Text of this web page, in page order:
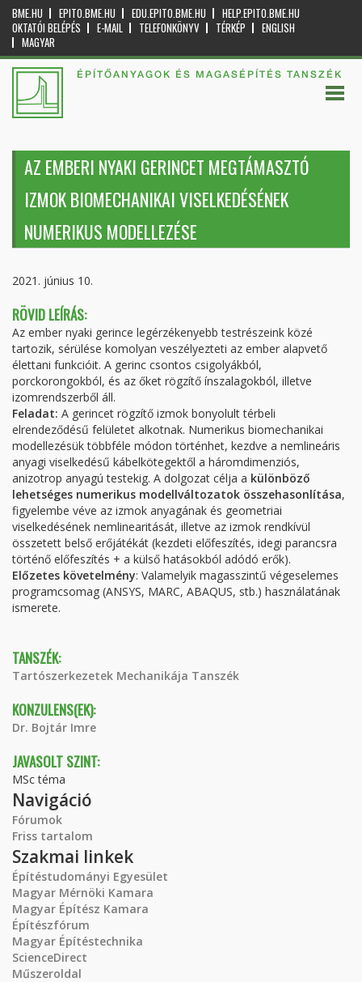
BME.HU EPITO.BME.HU EDU.EPITO.BME.HU
HELP.EPITO.BME.HU
OKTATÓI BELÉPÉS
E-MAIL TELEFONKÖNYV TÉRKÉP
ENGLISH
MAGYAR
ÉPÍTŐANYAGOK ÉS MAGASÉPÍTÉS TANSZÉK
AZ EMBERI NYAKI GERINCET MEGTÁMASZTÓ
IZMOK BIOMECHANIKAI VISELKEDÉSÉNEK
NUMERIKUS MODELLEZÉSE
2021. június 10.
RÖVID LEÍRÁS:
Az ember nyaki gerince legérzékenyebb testrészeink közé
tartozik, sérülése komolyan veszélyezteti az ember alapvető
élettani funkcióit. A gerinc csontos csigolyákból,
porckorongokból, és az őket rögzítő ínszalagokból, illetve
izomrendszerből áll.
Feladat: A gerincet rögzítő izmok bonyolult térbeli
elrendeződésű felületet alkotnak. Numerikus biomechanikai
modellezésük többféle módon történhet, kezdve a nemlineáris
anyagi viselkedésű kábelkötegektől a háromdimenziós,
anizotrop anyagú testekig. A dolgozat célja a különböző
lehetséges numerikus modellváltozatok összehasonlítása,
figyelembe véve az izmok anyagának és geometriai
viselkedésének nemlinearitását, illetve az izmok rendkívül
összetett belső erőjátékát (kezdeti előfeszítés, idegi parancsra
történő előfeszítés + a külső hatásokból adódó erők).
Előzetes követelmény: Valamelyik magasszintű végeselemes
programcsomag (ANSYS, MARC, ABAQUS, stb.) használatának
ismerete.
TANSZÉK:
Tartószerkezetek Mechanikája Tanszék
KONZULENS(EK):
Dr. Bojtár Imre
JAVASOLT SZINT:
MSc téma
Navigáció
Fórumok
Friss tartalom
Szakmai linkek
Építéstudományi Egyesület
Magyar Mérnöki Kamara
Magyar Építész Kamara
Építészfórum
Magyar Építéstechnika
ScienceDirect
Műszeroldal